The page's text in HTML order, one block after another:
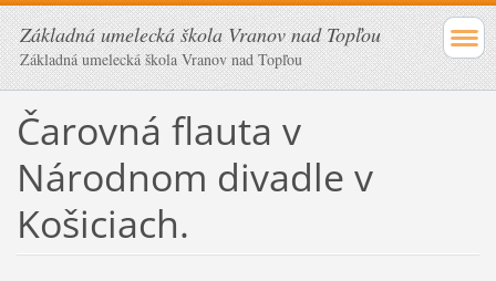
Základná umelecká škola Vranov nad Topľou
Základná umelecká škola Vranov nad Topľou
Čarovná flauta v
Národnom divadle v
Košiciach.